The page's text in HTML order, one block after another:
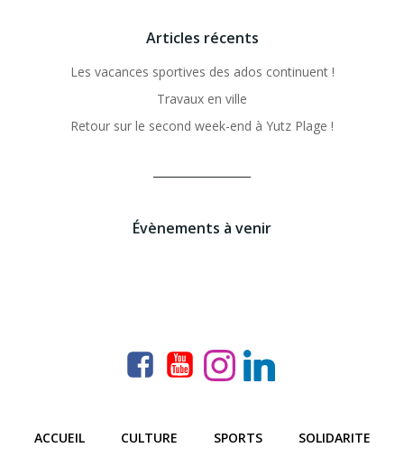
Articles récents
Les vacances sportives des ados continuent !
Travaux en ville
Retour sur le second week-end à Yutz Plage !
Évènements à venir
ACCUEIL CULTURE SPORTS SOLIDARITE